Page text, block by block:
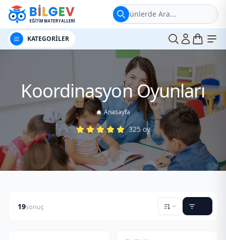
Ürünlerde Ara...
KATEGORİLER
Koordinasyon Oyunları
Anasayfa
325 oy
19sonuç